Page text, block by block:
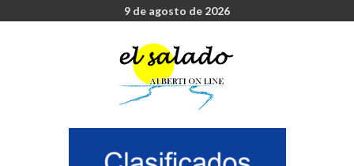
9 de agosto de 2026